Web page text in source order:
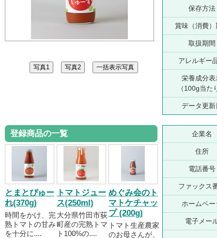
保存方法
賞味（消費）
取扱期間
アレルギー
栄養成分表
（100g当た
データ更新
登録商品の一覧
とまとぴゅー
れ(370g)
時間をかけ、完
熟トマトの甘み
を十分に....
トマトジュー
ス(250ml)
大分県竹田市荻
町産の完熟トマ
ト100%の....
めぐみ会のト
マトケチャッ
プ (200g)
トマト生産農家
のお母さんが、
企業名
住所
電話番号
ファックス
ホームペー
電子メー